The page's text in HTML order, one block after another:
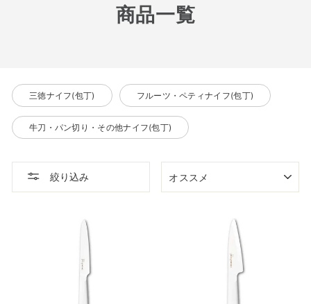
商品一覧
三徳ナイフ(包丁) フルーツ・ペティナイフ(包丁)
牛刀・パン切り・その他ナイフ(包丁)
絞り込み
び